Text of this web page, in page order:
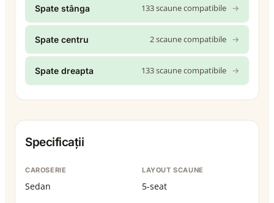
Spate stânga 133 scaune compatibile →
Spate centru 2 scaune compatibile →
Spate dreapta 133 scaune compatibile →
Specificații
CAROSERIE
Sedan
LAYOUT SCAUNE
5-seat